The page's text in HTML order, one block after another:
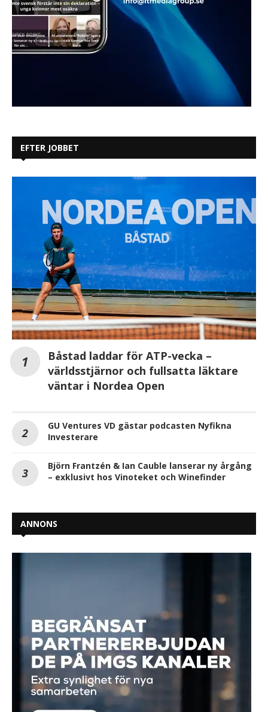
EFTER JOBBET
Båstad laddar för ATP-vecka –
världsstjärnor och fullsatta läktare
väntar i Nordea Open
GU Ventures VD gästar podcasten Nyfikna
Investerare
Björn Frantzén & Ian Cauble lanserar ny årgång
– exklusivt hos Vinoteket och Winefinder
ANNONS